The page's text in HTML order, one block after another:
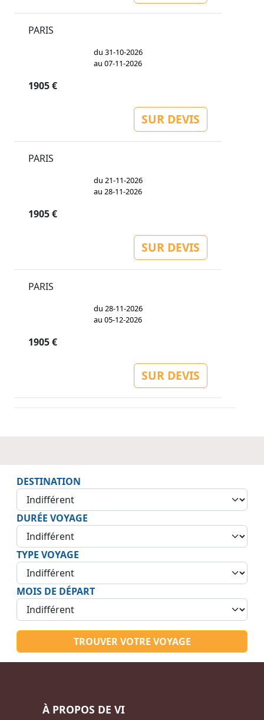
PARIS
du 31-10-2026
au 07-11-2026
1905 €
SUR DEVIS
PARIS
du 21-11-2026
au 28-11-2026
1905 €
SUR DEVIS
PARIS
du 28-11-2026
au 05-12-2026
1905 €
SUR DEVIS
DESTINATION
DURÉE VOYAGE
TYPE VOYAGE
MOIS DE DÉPART
TROUVER VOTRE VOYAGE
À PROPOS DE VI